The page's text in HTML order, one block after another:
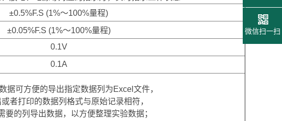
±0.5%F.S (1%～100%量程)
±0.05%F.S (1%～100%量程)
0.1V
0.1A
据可方便的导出指定数据列为Excel文件，
者打印的数据列格式与原始记录相符，
要的列导出数据， 以方便整理实验数据；
微信扫一扫